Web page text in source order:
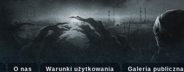
O nas Warunki użytkowania Galeria publiczna